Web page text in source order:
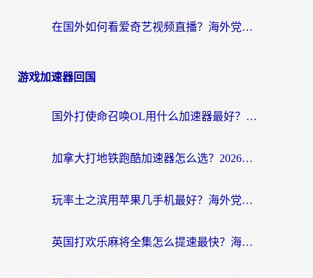
在国外如何看爱奇艺视频直播？海外党亲测有效的回国加速器指南
游戏加速器回国
国外打使命召唤OL用什么加速器最好？海外玩家国服畅玩全攻略（附小众游戏加速技巧）
加拿大打地铁跑酷加速器怎么选？2026海外玩家实测指南（附王国纪元保卫萝卜3加速技巧）
玩率土之滨用苹果几手机最好？海外党必看的国服游戏加速+设备选择指南
英国打欢乐麻将全集怎么提速最快？海外党亲测有效的国服游戏加速指南